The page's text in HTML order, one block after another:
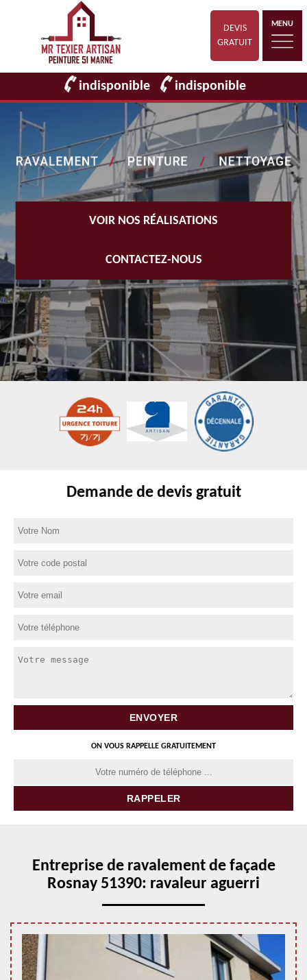
DEVIS
GRATUIT
MENU
indisponible indisponible
VOIR NOS RÉALISATIONS
CONTACTEZ-NOUS
Demande de devis gratuit
ON VOUS RAPPELLE GRATUITEMENT
Entreprise de ravalement de façade
Rosnay 51390: ravaleur aguerri